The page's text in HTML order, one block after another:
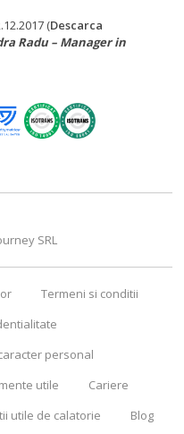
(Descarca
Radu – Manager in
SRL
Termeni si conditii
personal
utile
Cariere
utile de calatorie Blog